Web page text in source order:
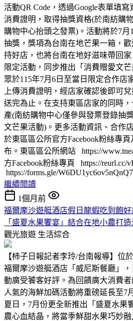
活動QR Code，透過Google表單填
消費證明，取得抽獎資格(於南紡購
購物中心抬頭之發票)。活動將於7月
抽獎，獎項為台南在地芒果一箱，
持好店，也將台南在地好滋味帶回
限定活動，同步推出「消費贈愛文
眾於115年7月6日至當日限定合作店
上傳消費證明，經店家確認後即可
送完為止。在支持東區店家的同時
產(南紡購物中心僅參與發票登錄抽
文芒果活動)。更多活動資訊、合作
於東區區公所官方Facebook粉絲專
布。東區區公所網站 https://
方Facebook粉絲專頁 https://reurl.cc/
https://forms.gle/
繼續閱讀
1個月前
福爾摩沙遊艇酒店假日龍蝦吃到飽
「盛夏水果饗宴」結合在地小農打
觀光旅遊 生活綜合
【柿子日報記者李玲/台南報導】位
福爾摩沙遊艇酒店「威尼斯餐廳」
動廣受饕客好評。為回饋廣大消費
人氣的海鮮加碼活動將重磅延長至7
夏日，7月份更全新推出「盛夏水果
農心血結晶，將當季鮮甜水果巧妙